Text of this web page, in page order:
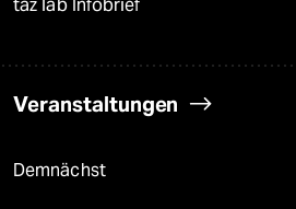
taz lab Infobrief
Veranstaltungen
Demnächst